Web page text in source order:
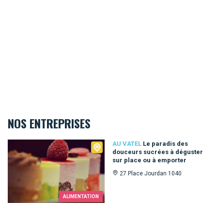
NOS ENTREPRISES
ALIMENTATION
AU VATEL Le paradis des
douceurs sucrées à déguster
sur place ou à emporter
27 Place Jourdan 1040